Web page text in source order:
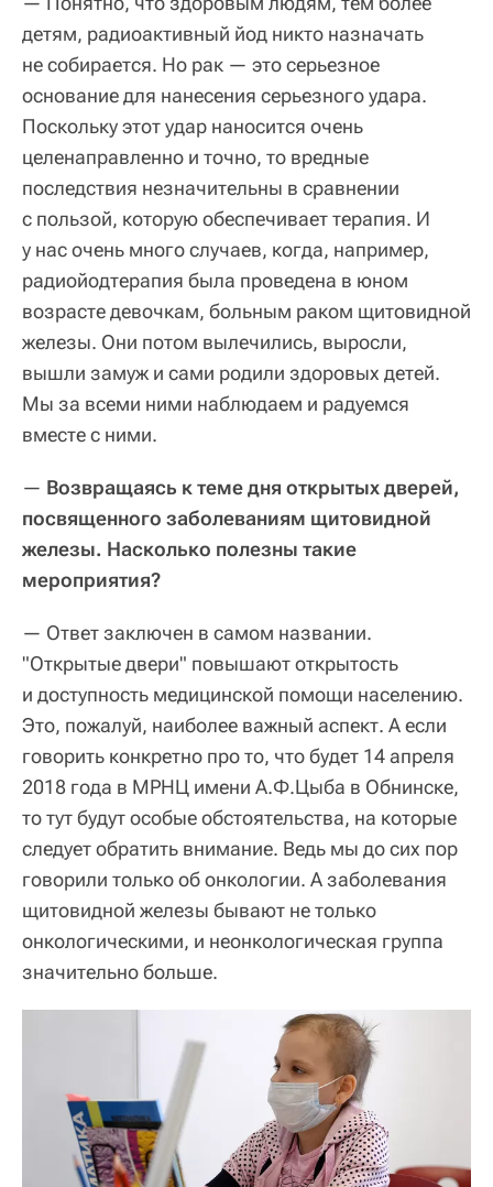
детям, радиоактивный йод никто назначать
не собирается. Но рак — это серьезное
основание для нанесения серьезного удара.
Поскольку этот удар наносится очень
целенаправленно и точно, то вредные
последствия незначительны в сравнении
с пользой, которую обеспечивает терапия. И
у нас очень много случаев, когда, например,
радиойодтерапия была проведена в юном
возрасте девочкам, больным раком щитовидной
железы. Они потом вылечились, выросли,
вышли замуж и сами родили здоровых детей.
Мы за всеми ними наблюдаем и радуемся
вместе с ними.
— Возвращаясь к теме дня открытых дверей,
посвященного заболеваниям щитовидной
железы. Насколько полезны такие
мероприятия?
— Ответ заключен в самом названии.
"Открытые двери" повышают открытость
и доступность медицинской помощи населению.
Это, пожалуй, наиболее важный аспект. А если
говорить конкретно про то, что будет 14 апреля
2018 года в МРНЦ имени А.Ф.Цыба в Обнинске,
то тут будут особые обстоятельства, на которые
следует обратить внимание. Ведь мы до сих пор
говорили только об онкологии. А заболевания
щитовидной железы бывают не только
онкологическими, и неонкологическая группа
значительно больше.